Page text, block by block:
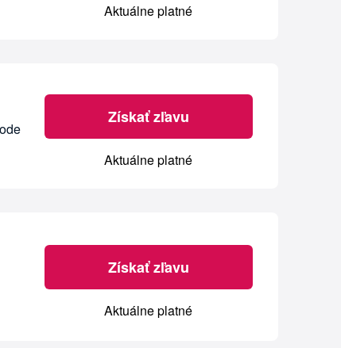
Aktuálne platné
Získať zľavu
Aktuálne platné
Získať zľavu
Aktuálne platné